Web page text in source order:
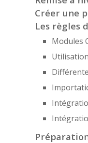
Créer une
Les règles
Modules